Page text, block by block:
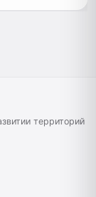
территорий